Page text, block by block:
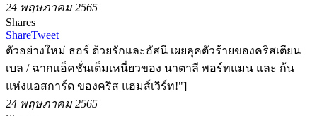
24 พฤษภาคม 2565
Shares
ShareTweet
ตัวอย่างใหม่ ธอร์ ด้วยรักและอัสนี เผยลุคตัวร้ายของคริสเตียน
เบล / ฉากแอ็คชั่นเต็มเหนี่ยวของ นาตาลี พอร์ทแมน และ ก้น
แห่งแอสการ์ด ของคริส แฮมส์เวิร์ท!"]
24 พฤษภาคม 2565